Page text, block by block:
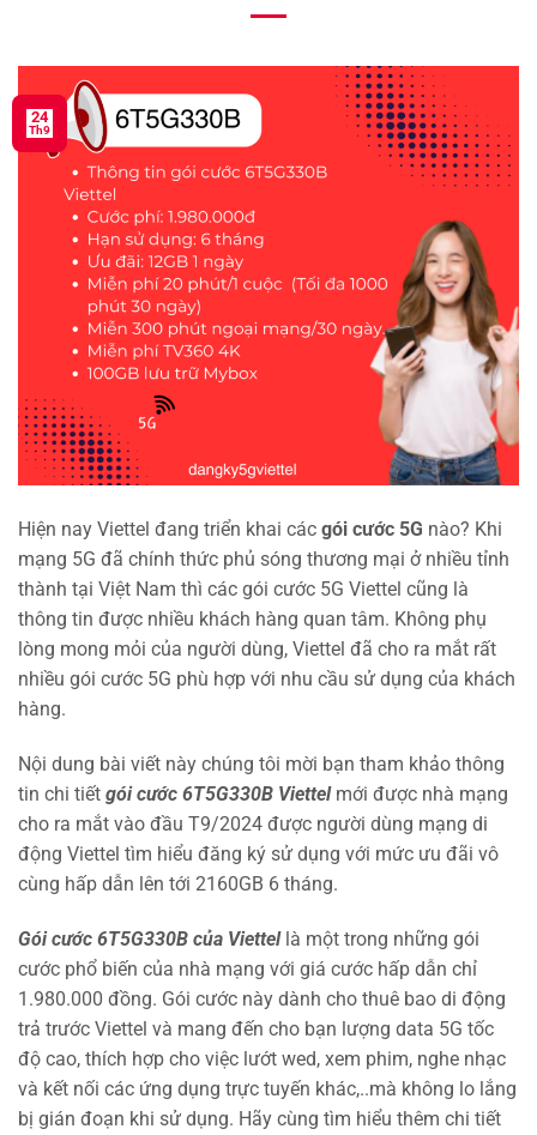
24
Th9
Hiện nay Viettel đang triển khai các gói cước 5G nào? Khi
mạng 5G đã chính thức phủ sóng thương mại ở nhiều tỉnh
thành tại Việt Nam thì các gói cước 5G Viettel cũng là
thông tin được nhiều khách hàng quan tâm. Không phụ
lòng mong mỏi của người dùng, Viettel đã cho ra mắt rất
nhiều gói cước 5G phù hợp với nhu cầu sử dụng của khách
hàng.
Nội dung bài viết này chúng tôi mời bạn tham khảo thông
tin chi tiết gói cước 6T5G330B Viettelmới được nhà mạng
cho ra mắt vào đầu T9/2024 được người dùng mạng di
động Viettel tìm hiểu đăng ký sử dụng với mức ưu đãi vô
cùng hấp dẫn lên tới 2160GB 6 tháng.
Gói cước 6T5G330B của Viettellà một trong những gói
cước phổ biến của nhà mạng với giá cước hấp dẫn chỉ
1.980.000 đồng. Gói cước này dành cho thuê bao di động
trả trước Viettel và mang đến cho bạn lượng data 5G tốc
độ cao, thích hợp cho việc lướt wed, xem phim, nghe nhạc
và kết nối các ứng dụng trực tuyến khác,..mà không lo lắng
bị gián đoạn khi sử dụng. Hãy cùng tìm hiểu thêm chi tiết